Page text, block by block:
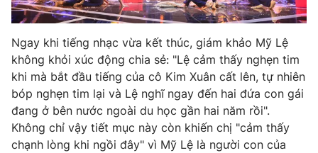
Ngay khi tiếng nhạc vừa kết thúc, giám khảo Mỹ Lệ
không khỏi xúc động chia sẻ: "Lệ cảm thấy nghẹn tim
khi mà bắt đầu tiếng của cô Kim Xuân cất lên, tự nhiên
bóp nghẹn tim lại và Lệ nghĩ ngay đến hai đứa con gái
đang ở bên nước ngoài du học gần hai năm rồi".
Không chỉ vậy tiết mục này còn khiến chị "cảm thấy
chạnh lòng khi ngồi đây" vì Mỹ Lệ là người con của